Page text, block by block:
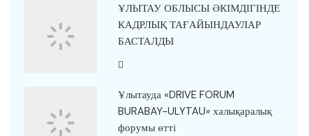
ҰЛЫТАУ ОБЛЫСЫ ӘКІМДІГІНДЕ
КАДРЛЫҚ ТАҒАЙЫНДАУЛАР
БАСТАЛДЫ
Ұлытауда «DRIVE FORUM
BURABAY-ULYTAU» халықаралық
форумы өтті